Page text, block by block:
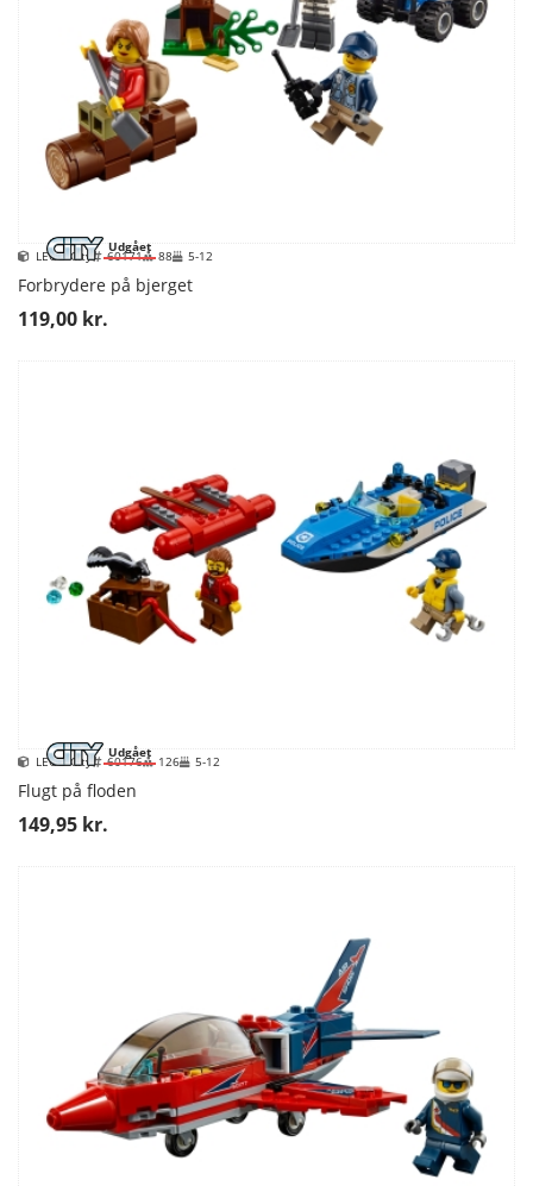
Udgået
LEGO City 60171 88 5-12
Forbrydere på bjerget
119,00 kr.
Udgået
LEGO City 60176 126 5-12
Flugt på floden
149,95 kr.